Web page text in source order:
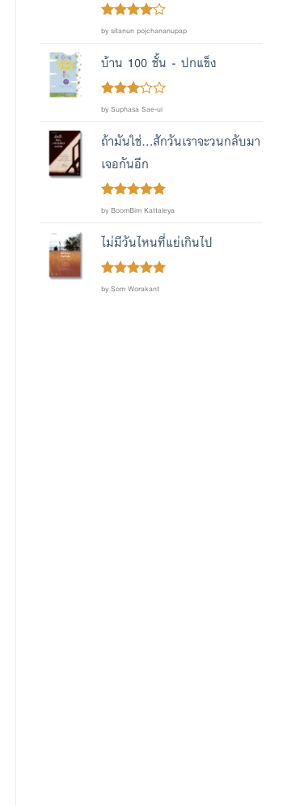
Rated4
by sitanun pojchananupap
บ้าน 100 ชั้น - ปกแข็ง
Rated
of 5
by Suphasa Sae-ui
ถ้ามันใช่...สักวันเราจะวนกลับมา
เจอกันอีก
Rated5 out
by BoomBim Kattaleya
ไม่มีวันไหนที่แย่เกินไป
Rated5out
by Som Worakant